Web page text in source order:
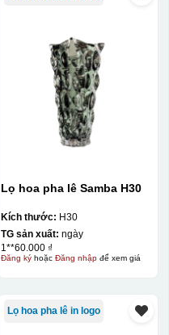
Lọ hoa pha lê Samba H30
Kích thước: H30
TG sản xuất: ngày
1**60.000 ₫
Đăng kýhoặc Đăng nhậpđể xem giá
Lọ hoa pha lê in logo